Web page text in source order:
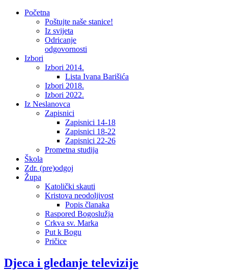
Početna
Poštujte naše stanice!
Iz svijeta
Odricanje
odgovornosti
Izbori
Izbori 2014.
Lista Ivana Barišića
Izbori 2018.
Izbori 2022.
Iz Neslanovca
Zapisnici
Zapisnici 14-18
Zapisnici 18-22
Zapisnici 22-26
Prometna studija
Škola
Zdr. (pre)odgoj
Župa
Katolički skauti
Kristova neodoljivost
Popis članaka
Raspored Bogoslužja
Crkva sv. Marka
Put k Bogu
Pričice
Djeca i gledanje televizije